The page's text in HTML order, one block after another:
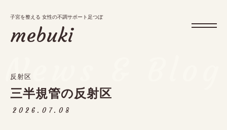
子宮を整える 女性の不調サポート足つぼ
mebuki
News & Blog
反射区
三半規管の反射区
2026.07.08
子宮を整える 女性の不調サポート足つぼ
mebuki
メニュー
お知らせ・ブログ